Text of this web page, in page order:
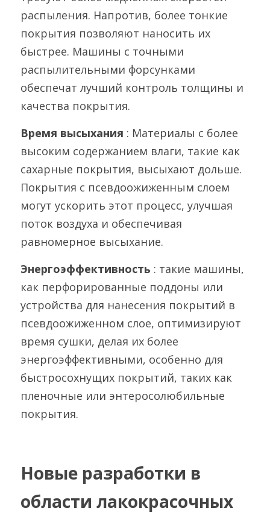
распыления. Напротив, более тонкие
покрытия позволяют наносить их
быстрее. Машины с точными
распылительными форсунками
обеспечат лучший контроль толщины и
качества покрытия.
Время высыхания : Материалы с более
высоким содержанием влаги, такие как
сахарные покрытия, высыхают дольше.
Покрытия с псевдоожиженным слоем
могут ускорить этот процесс, улучшая
поток воздуха и обеспечивая
равномерное высыхание.
Энергоэффективность : такие машины,
как перфорированные поддоны или
устройства для нанесения покрытий в
псевдоожиженном слое, оптимизируют
время сушки, делая их более
энергоэффективными, особенно для
быстросохнущих покрытий, таких как
пленочные или энтеросолюбильные
покрытия.
Новые разработки в
области лакокрасочных